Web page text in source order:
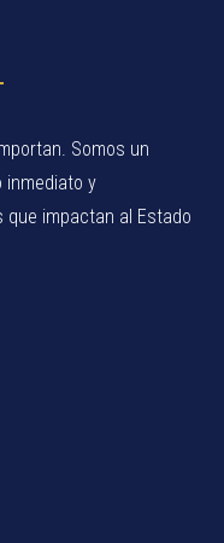
Somos un
inmediato y
impactan al Estado